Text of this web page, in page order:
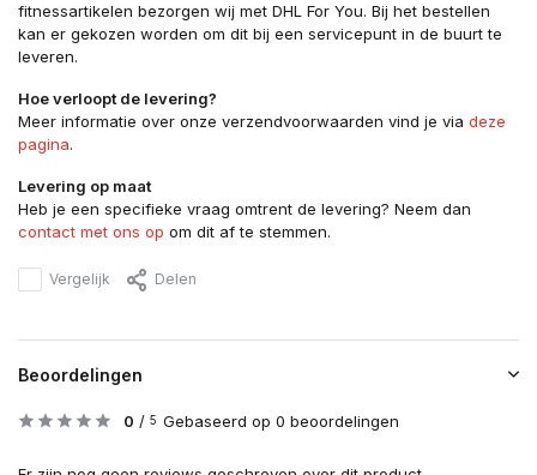
fitnessartikelen bezorgen wij met DHL For You. Bij het bestellen
kan er gekozen worden om dit bij een servicepunt in de buurt te
leveren.
Hoe verloopt de levering?
Meer informatie over onze verzendvoorwaarden vind je via deze
pagina.
Levering op maat
Heb je een specifieke vraag omtrent de levering? Neem dan
contact met ons op om dit af te stemmen.
Vergelijk Delen
Beoordelingen
0 / 5 Gebaseerd op 0 beoordelingen